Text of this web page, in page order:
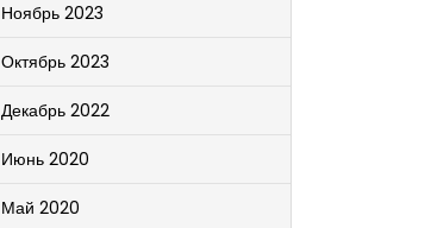
Ноябрь 2023
Октябрь 2023
Декабрь 2022
Июнь 2020
Май 2020